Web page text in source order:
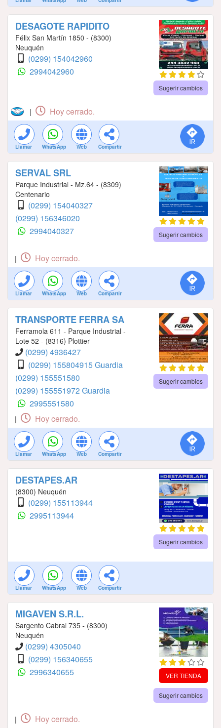
DESAGOTE RAPIDITO
Félix San Martín 1850 - (8300)
Neuquén
(0299) 154042960
2994042960
Sugerir cambios
| Hoy cerrado.
Llamar WhatsApp Web Compartir
SERVAL SRL
Parque Industrial - Mz.64 - (8309)
Centenario
(0299) 154040327
(0299) 156346020
2994040327
Sugerir cambios
| Hoy cerrado.
Llamar WhatsApp Web Compartir
TRANSPORTE FERRA SA
Ferramola 611 - Parque Industrial -
Lote 52 - (8316) Plottier
(0299) 4936427
(0299) 155804915 Guardia
(0299) 155551580
(0299) 155551972 Guardia
2995551580
Sugerir cambios
| Hoy cerrado.
Llamar WhatsApp Web Compartir
DESTAPES.AR
(8300) Neuquén
(0299) 155113944
2995113944
Sugerir cambios
Llamar WhatsApp Web Compartir
MIGAVEN S.R.L.
Sargento Cabral 735 - (8300)
Neuquén
(0299) 4305040
(0299) 156340655
2996340655
VER TIENDA
Sugerir cambios
| Hoy cerrado.